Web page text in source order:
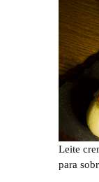
Leite
para